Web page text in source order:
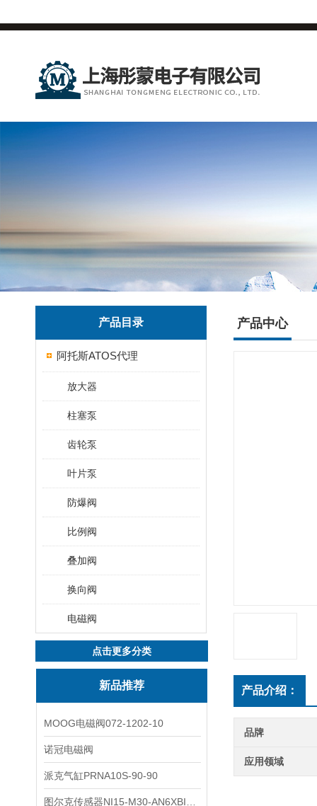
产品目录
阿托斯ATOS代理
放大器
柱塞泵
齿轮泵
叶片泵
防爆阀
比例阀
叠加阀
换向阀
电磁阀
点击更多分类
新品推荐
MOOG电磁阀072-1202-10
诺冠电磁阀
派克气缸PRNA10S-90-90
产品中心
产品介绍：
品牌
应用领域